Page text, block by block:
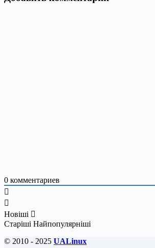
0 комментариев
Новіші
Старіші Найпопулярніші
© 2010 - 2025 UALinux